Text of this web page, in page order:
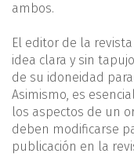
ambos.
El editor de la
idea clara y sin
de su idoneidad
Asimismo, es
los aspectos de un
deben modificarse
publicación en la